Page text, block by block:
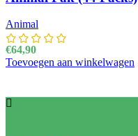
Animal
€64,90
Toevoegen aan winkelwagen